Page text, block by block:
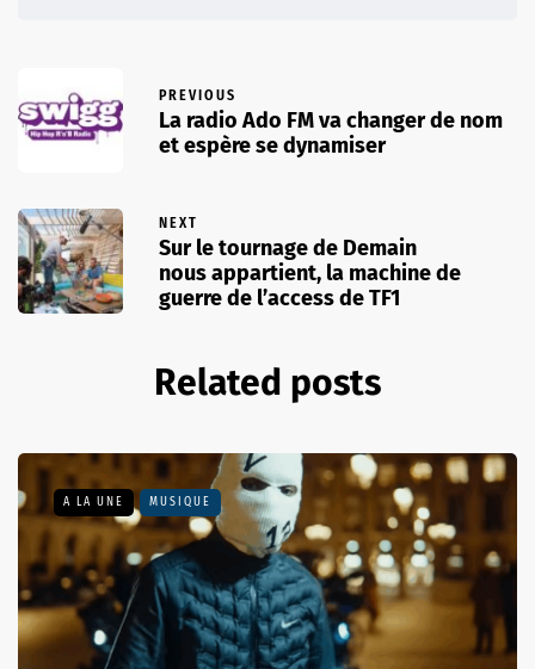
PREVIOUS
La radio Ado FM va changer de nom
et espère se dynamiser
NEXT
Sur le tournage de Demain
nous appartient, la machine de
guerre de l’access de TF1
Related posts
A LA UNE MUSIQUE